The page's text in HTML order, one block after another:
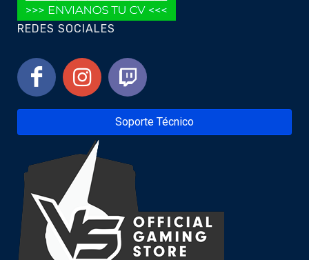
REDES SOCIALES
Soporte Técnico